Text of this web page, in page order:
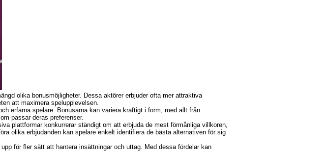
olika bonusmöjligheter. Dessa aktörer erbjuder ofta mer attraktiva
att maximera spelupplevelsen.
erfarna spelare. Bonusarna kan variera kraftigt i form, med allt från
passar deras preferenser.
plattformar konkurrerar ständigt om att erbjuda de mest förmånliga villkoren,
olika erbjudanden kan spelare enkelt identifiera de bästa alternativen för sig
för fler sätt att hantera insättningar och uttag. Med dessa fördelar kan